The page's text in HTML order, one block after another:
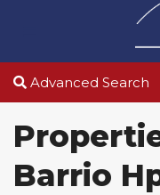
Advanced Search
Barrio